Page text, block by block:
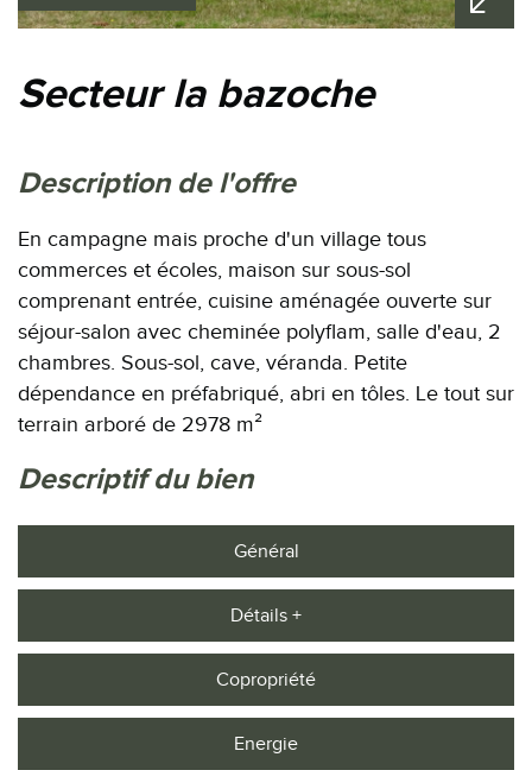
secteur la bazoche
description de l'offre
En campagne mais proche d'un village tous
commerces et écoles, maison sur sous-sol
comprenant entrée, cuisine aménagée ouverte sur
séjour-salon avec cheminée polyflam, salle d'eau, 2
chambres. Sous-sol, cave, véranda. Petite
dépendance en préfabriqué, abri en tôles. Le tout sur
terrain arboré de 2978 m²
descriptif du bien
Général
Détails +
Copropriété
Energie